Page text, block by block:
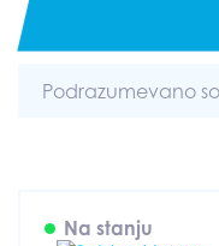
Na stanju